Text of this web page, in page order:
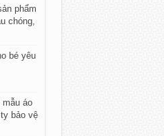
phẩm
chóng,
bé yêu
áo
bảo vệ